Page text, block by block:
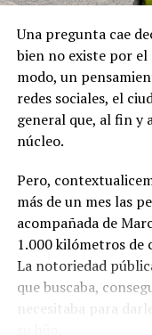
Una pregunta cae
bien no existe por
modo, un
redes sociales, el
general que, al fin y
núcleo.
Pero,
más de un mes las
acompañada de
1.000 kilómetros de
La notoriedad
que buscaba,
necesitaba para